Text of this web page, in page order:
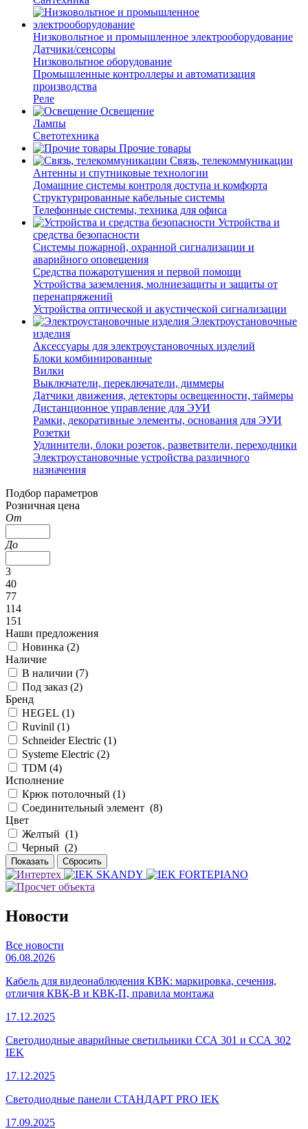
Низковольтное и промышленное электрооборудование
Датчики/сенсоры
Низковольтное оборудование
Промышленные контроллеры и автоматизация
производства
Реле
Освещение
Лампы
Светотехника
Прочие товары
Связь, телекоммуникации
Антенны и спутниковые технологии
Домашние системы контроля доступа и комфорта
Структурированные кабельные системы
Телефонные системы, техника для офиса
Устройства и
средства безопасности
Системы пожарной, охранной сигнализации и
аварийного оповещения
Средства пожаротушения и первой помощи
Устройства заземления, молниезащиты и защиты от
перенапряжений
Устройства оптической и акустической сигнализации
Электроустановочные
изделия
Аксессуары для электроустановочных изделий
Блоки комбинированные
Вилки
Выключатели, переключатели, диммеры
Датчики движения, детекторы освещенности, таймеры
Дистанционное управление для ЭУИ
Рамки, декоративные элементы, основания для ЭУИ
Розетки
Удлинители, блоки розеток, разветвители, переходники
Электроустановочные устройства различного
назначения
Подбор параметров
Розничная цена
От
До
3
40
77
114
151
Наши предложения
Новинка (2)
Наличие
В наличии (7)
Под заказ (2)
Бренд
HEGEL (1)
Ruvinil (1)
Schneider Electric (1)
Systeme Electric (2)
TDM (4)
Исполнение
Крюк потолочный (1)
Соединительный элемент (8)
Цвет
Желтый (1)
Черный (2)
Новости
Все новости
06.08.2026
Кабель для видеонаблюдения КВК: маркировка, сечения,
отличия КВК-В и КВК-П, правила монтажа
17.12.2025
Светодиодные аварийные светильники ССА 301 и ССА 302
IEK
17.12.2025
Светодиодные панели СТАНДАРТ PRO IEK
17.09.2025